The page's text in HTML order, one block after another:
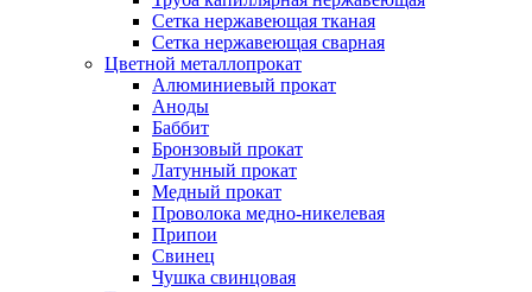
Сетка нержавеющая тканая
Сетка нержавеющая сварная
Цветной металлопрокат
Алюминиевый прокат
Аноды
Баббит
Бронзовый прокат
Латунный прокат
Медный прокат
Проволока медно-никелевая
Припои
Свинец
Чушка свинцовая